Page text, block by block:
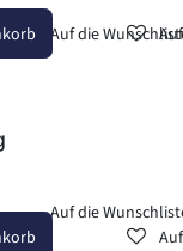
Auf die
Auf die